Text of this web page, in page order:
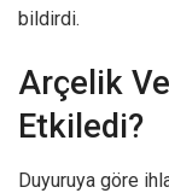
bildirdi.
Arçelik
Etkiledi?
Duyuruya göre